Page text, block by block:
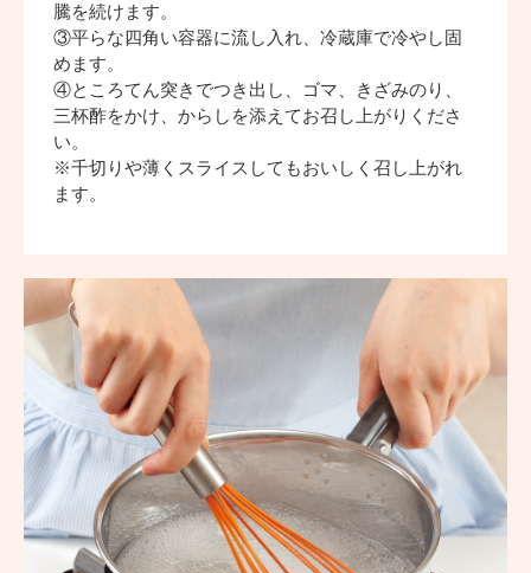
騰を続けます。
③平らな四角い容器に流し入れ、冷蔵庫で冷やし固
めます。
④ところてん突きでつき出し、ゴマ、きざみのり、
三杯酢をかけ、からしを添えてお召し上がりくださ
い。
※千切りや薄くスライスしてもおいしく召し上がれ
ます。